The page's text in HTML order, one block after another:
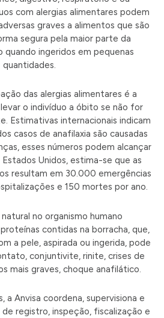
com alergias alimentares podem
graves a alimentos que são
segura pela maior parte da
quando ingeridos em pequenas
quantidades.
das alergias alimentares é a
o indivíduo a óbito se não for
Estimativas internacionais indicam
casos de anafilaxia são causadas
esses números podem alcançar
Unidos, estima-se que as
resultam em 30.000 emergências
e 150 mortes por ano.
no organismo humano
contidas na borracha, que,
a pele, aspirada ou ingerida, pode
conjuntivite, rinite, crises de
mais graves, choque anafilático.
a Anvisa coordena, supervisiona e
registro, inspeção, fiscalização e